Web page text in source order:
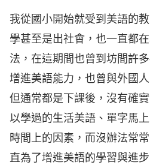
我從國小開始就受到美語的
學甚至是出社會，也一直都
法，在這期間也曾到坊間許
增進美語能力，也曾與外國
但通常都是下課後，沒有確
以學過的生活美語、單字馬
時間上的因素，而沒辦法常
直為了增進美語的學習與進